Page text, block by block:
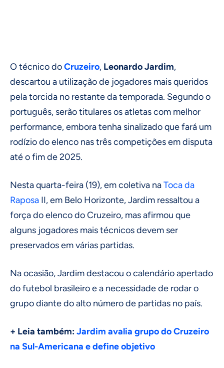
O técnico doCruzeiro, Leonardo Jardim,
descartou a utilização de jogadores mais queridos
pela torcida no restante da temporada. Segundo o
português, serão titulares os atletas com melhor
performance, embora tenha sinalizado que fará um
rodízio do elenco nas três competições em disputa
até o fim de 2025.
Nesta quarta-feira (19), em coletiva naToca da
Raposa II, em Belo Horizonte, Jardim ressaltou a
força do elenco do Cruzeiro, mas afirmou que
alguns jogadores mais técnicos devem ser
preservados em várias partidas.
Na ocasião, Jardim destacou o calendário apertado
do futebol brasileiro e a necessidade de rodar o
grupo diante do alto número de partidas no país.
+ Leia também:Jardim avalia grupo do Cruzeiro
na Sul-Americana e define objetivo